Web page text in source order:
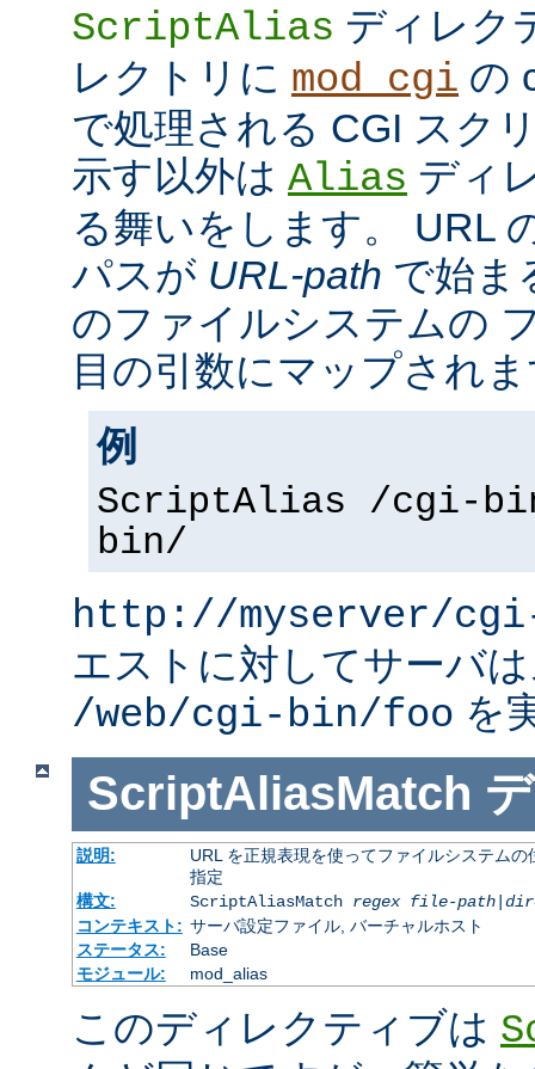
ScriptAlias ディレク
レクトリに mod_cgi の
で処理される CGI スク
示す以外は Alias ディ
る舞いをします。 URL
パスが URL-path で始ま
のファイルシステムの
目の引数にマップされ
例
ScriptAlias /cgi-
bin/
http://myserver/
エストに対してサーバ
/web/cgi-bin/foo を
ScriptAliasMatch
説明:
URL を正規表現を使ってファイルシステム
指定
構文:
ScriptAliasMatch regex file-path|
コンテキスト: サーバ設定ファイル, バーチャルホスト
ステータス:
Base
モジュール:
mod_alias
このディレクティブは